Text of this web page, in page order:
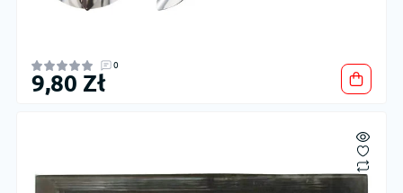
0
9,80 Zł